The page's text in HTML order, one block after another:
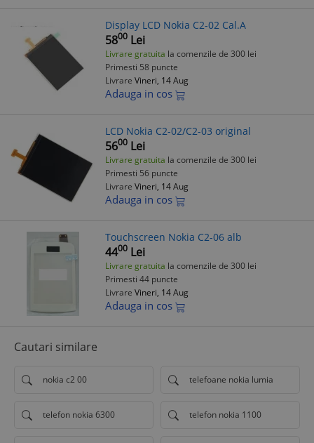
Display LCD Nokia C2-02 Cal.A
5800 Lei
Livrare gratuita la comenzile de 300 lei
Primesti 58 puncte
Livrare Vineri, 14 Aug
Adauga in cos
LCD Nokia C2-02/C2-03 original
5600 Lei
Livrare gratuita la comenzile de 300 lei
Primesti 56 puncte
Livrare Vineri, 14 Aug
Adauga in cos
Touchscreen Nokia C2-06 alb
4400 Lei
Livrare gratuita la comenzile de 300 lei
Primesti 44 puncte
Livrare Vineri, 14 Aug
Adauga in cos
Cautari similare
nokia c2 00 telefoane nokia lumia
telefon nokia 6300 telefon nokia 1100